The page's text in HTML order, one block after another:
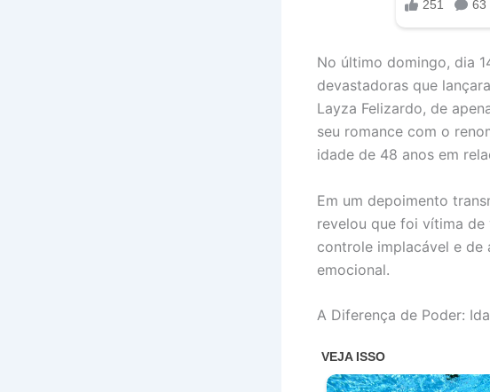
No último domingo, dia
devastadoras que
Layza Felizardo, de
seu romance com o
idade de 48 anos em
Em um depoimento
revelou que foi vítima
controle implacável e de
emocional.
A Diferença de Poder: